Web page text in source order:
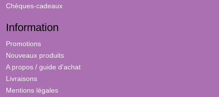
Chèques-cadeaux
Information
Promotions
Nouveaux produits
A propos / guide d'achat
Livraisons
Mentions légales